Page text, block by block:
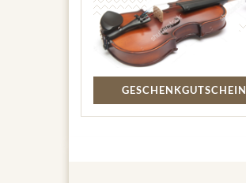
GESCHENKGUTSCHEIN